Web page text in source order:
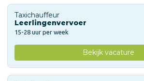
Taxichauffeur
Leerlingenvervoer
15-28 uur per week
Bekijk vacature